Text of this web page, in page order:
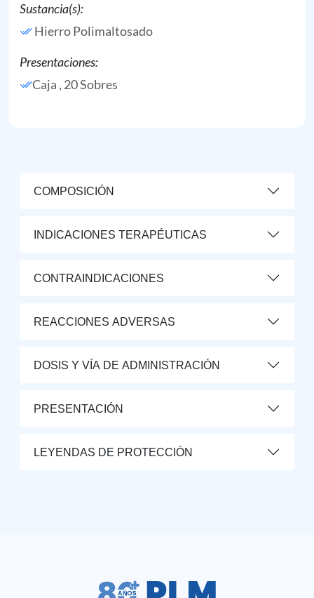
Sustancia(s):
Hierro Polimaltosado
Presentaciones:
Caja , 20 Sobres
COMPOSICIÓN
INDICACIONES TERAPÉUTICAS
CONTRAINDICACIONES
REACCIONES ADVERSAS
DOSIS Y VÍA DE ADMINISTRACIÓN
PRESENTACIÓN
LEYENDAS DE PROTECCIÓN